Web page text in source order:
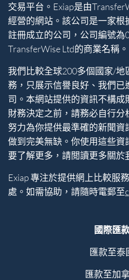
交易平台。Exiap是由
經營的網站。該公司是一家根
註冊成立的公司，公司編號為
TransferWise Ltd的商業名稱。
我們比較全球200多個國家/地
務，只展示信譽良好、我們已
司。本網站提供的資訊不構
財務決定之前，請務必自行分
努力為你提供最準確的新聞
做到完美無缺。你使用這些資
要了解更多，請閲讀更多關於
Exiap 專注於提供網上比較服
處。如需協助，請隨時電郵至
國際匯
匯款至泰
匯款至加